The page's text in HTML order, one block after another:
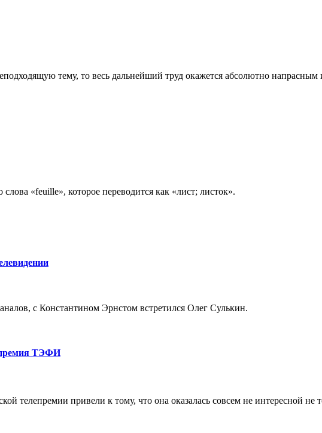
тему, то весь дальнейший труд окажется абсолютно напрасным
«feuille», которое переводится как «лист; листок».
с Константином Эрнстом встретился Олег Сулькин.
ТЭФИ
телепремии привели к тому, что она оказалась совсем не интересной не